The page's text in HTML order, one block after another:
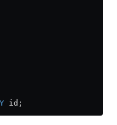
id;